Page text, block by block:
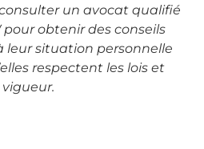
un avocat qualifié
pour obtenir des conseils
leur situation personnelle
respectent les lois et